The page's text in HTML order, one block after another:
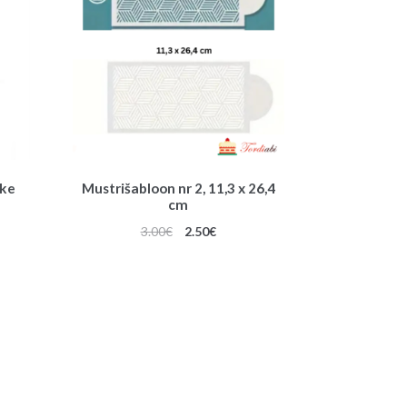
Mustrišabloon nr 2, 11,3 x 26,4
cm
3.00€
Algne
2.50€Praegune